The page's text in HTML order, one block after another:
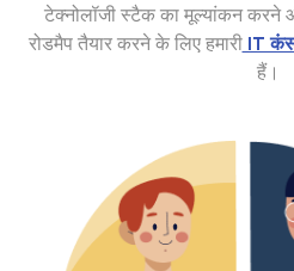
टेक्नोलॉजी स्टैक का मूल्यांकन करने
रोडमैप तैयार करने के लिए हमारीIT
हैं।